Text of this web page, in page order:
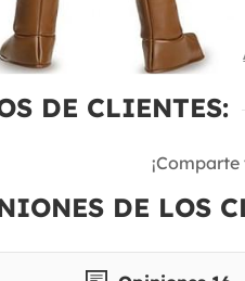
DE CLIENTES:
DE LOS